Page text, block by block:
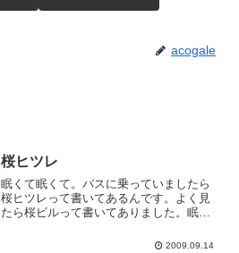
acogale
桜ヒツレ
眠くて眠くて。バスに乗っていましたら
桜ヒツレって書いてあるんです。よく見
たら桜ビルって書いてありました。眠い
2009.09.14